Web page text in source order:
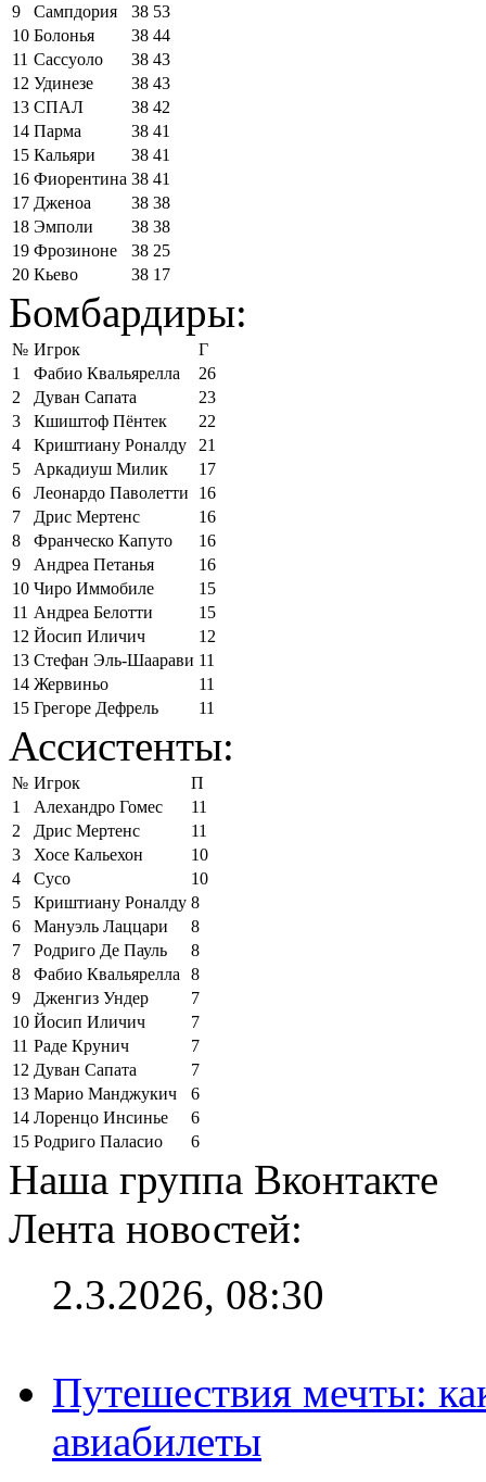
9
Сампдория 38 53
10 Болонья 38 44
11 Сассуоло 38 43
12 Удинезе 38 43
13 СПАЛ 38 42
14 Парма 38 41
15 Кальяри 38 41
16 Фиорентина 38 41
17 Дженоа 38 38
18 Эмполи 38 38
19 Фрозиноне 38 25
20 Кьево 38 17
Бомбардиры:
№ Игрок
Г
1
Фабио Квальярелла
26
2
Дуван Сапата
23
3
Кшиштоф Пёнтек
22
4
Криштиану Роналду
21
5
Аркадиуш Милик
17
6
Леонардо Паволетти
16
7
Дрис Мертенс
16
8
Франческо Капуто
16
9
Андреа Петанья
16
10 Чиро Иммобиле
15
11 Андреа Белотти
15
12 Йосип Иличич
12
13 Стефан Эль-Шаарави 11
14 Жервиньо
11
15 Грегоре Дефрель 11
Ассистенты:
№ Игрок
П
1
Алехандро Гомес
11
2
Дрис Мертенс
11
3
Хосе Кальехон
10
4
Сусо
10
5
Криштиану Роналду 8
6
Мануэль Лаццари
8
7
Родриго Де Пауль
8
8
Фабио Квальярелла
8
9
Дженгиз Ундер
7
10 Йосип Иличич
7
11 Раде Крунич
7
12 Дуван Сапата
7
13 Марио Манджукич
6
14 Лоренцо Инсинье
6
15 Родриго Паласио 6
Наша группа Вконтакте
Лента новостей:
2.3.2026, 08:30
Путешествия мечты:
авиабилеты